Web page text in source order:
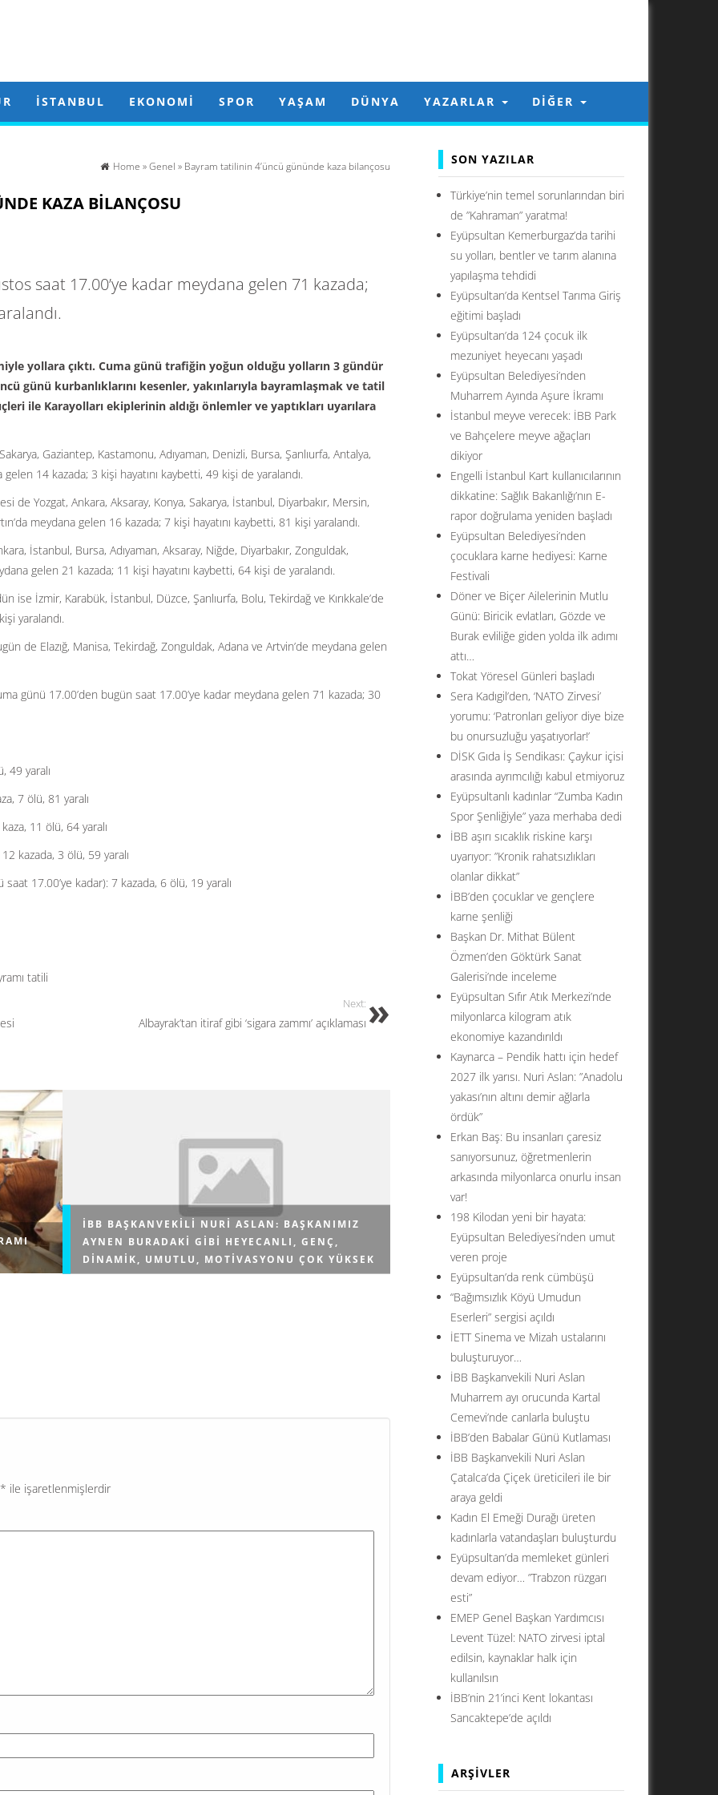
İSTANBUL EKONOMI SPOR YAŞAM DÜNYA YAZARLAR DIĞER
Home »Genel » Bayram tatilinin 4’üncü gününde kaza bilançosu
KAZA BILANÇOSU
saat 17.00’ye kadar meydana gelen 71 kazada;
yollara çıktı. Cuma günü trafiğin yoğun olduğu yolların 3 gündür
günü kurbanlıklarını kesenler, yakınlarıyla bayramlaşmak ve tatil
ile Karayolları ekiplerinin aldığı önlemler ve yaptıkları uyarılara
Gaziantep, Kastamonu, Adıyaman, Denizli, Bursa, Şanlıurfa, Antalya,
14 kazada; 3 kişi hayatını kaybetti, 49 kişi de yaralandı.
de Yozgat, Ankara, Aksaray, Konya, Sakarya, İstanbul, Diyarbakır, Mersin,
meydana gelen 16 kazada; 7 kişi hayatını kaybetti, 81 kişi yaralandı.
İstanbul, Bursa, Adıyaman, Aksaray, Niğde, Diyarbakır, Zonguldak,
gelen 21 kazada; 11 kişi hayatını kaybetti, 64 kişi de yaralandı.
ise İzmir, Karabük, İstanbul, Düzce, Şanlıurfa, Bolu, Tekirdağ ve Kırıkkale’de
yaralandı.
de Elazığ, Manisa, Tekirdağ, Zonguldak, Adana ve Artvin’de meydana gelen
günü 17.00’den bugün saat 17.00’ye kadar meydana gelen 71 kazada; 30
49 yaralı
7 ölü, 81 yaralı
11 ölü, 64 yaralı
kazada, 3 ölü, 59 yaralı
17.00’ye kadar): 7 kazada, 6 ölü, 19 yaralı
tatili
Next:
Albayrak’tan itiraf gibi ‘sigara zammı’ açıklaması
İBB BAŞKANVEKILI NURI ASLAN: BAŞKANIMIZ
AYNEN BURADAKI GIBI HEYECANLI, GENÇ,
DINAMIK, UMUTLU, MOTIVASYONU ÇOK YÜKSEK
* ile işaretlenmişlerdir
SON YAZILAR
Türkiye’nin temel sorunlarından biri
de ”Kahraman” yaratma!
Eyüpsultan Kemerburgaz’da tarihi
su yolları, bentler ve tarım alanına
yapılaşma tehdidi
Eyüpsultan’da Kentsel Tarıma Giriş
eğitimi başladı
Eyüpsultan’da 124 çocuk ilk
mezuniyet heyecanı yaşadı
Eyüpsultan Belediyesi’nden
Muharrem Ayında Aşure İkramı
İstanbul meyve verecek: İBB Park
ve Bahçelere meyve ağaçları
dikiyor
Engelli İstanbul Kart kullanıcılarının
dikkatine: Sağlık Bakanlığı’nın E-
rapor doğrulama yeniden başladı
Eyüpsultan Belediyesi’nden
çocuklara karne hediyesi: Karne
Festivali
Döner ve Biçer Ailelerinin Mutlu
Günü: Biricik evlatları, Gözde ve
Burak evliliğe giden yolda ilk adımı
attı…
Tokat Yöresel Günleri başladı
Sera Kadıgil’den, ‘NATO Zirvesi’
yorumu: ‘Patronları geliyor diye bize
bu onursuzluğu yaşatıyorlar!’
DİSK Gıda İş Sendikası: Çaykur içisi
arasında ayrımcılığı kabul etmiyoruz
Eyüpsultanlı kadınlar “Zumba Kadın
Spor Şenliğiyle” yaza merhaba dedi
İBB aşırı sıcaklık riskine karşı
uyarıyor: ”Kronik rahatsızlıkları
olanlar dikkat”
İBB’den çocuklar ve gençlere
karne şenliği
Başkan Dr. Mithat Bülent
Özmen’den Göktürk Sanat
Galerisi’nde inceleme
Eyüpsultan Sıfır Atık Merkezi’nde
milyonlarca kilogram atık
ekonomiye kazandırıldı
Kaynarca – Pendik hattı için hedef
2027 ilk yarısı. Nuri Aslan: ”Anadolu
yakası’nın altını demir ağlarla
ördük”
Erkan Baş: Bu insanları çaresiz
sanıyorsunuz, öğretmenlerin
arkasında milyonlarca onurlu insan
var!
198 Kilodan yeni bir hayata:
Eyüpsultan Belediyesi’nden umut
veren proje
Eyüpsultan’da renk cümbüşü
“Bağımsızlık Köyü Umudun
Eserleri” sergisi açıldı
İETT Sinema ve Mizah ustalarını
buluşturuyor…
İBB Başkanvekili Nuri Aslan
Muharrem ayı orucunda Kartal
Cemevi’nde canlarla buluştu
İBB’den Babalar Günü Kutlaması
İBB Başkanvekili Nuri Aslan
Çatalca’da Çiçek üreticileri ile bir
araya geldi
Kadın El Emeği Durağı üreten
kadınlarla vatandaşları buluşturdu
Eyüpsultan’da memleket günleri
devam ediyor… ”Trabzon rüzgarı
esti”
EMEP Genel Başkan Yardımcısı
Levent Tüzel: NATO zirvesi iptal
edilsin, kaynaklar halk için
kullanılsın
İBB’nin 21’inci Kent lokantası
Sancaktepe’de açıldı
ARŞIVLER